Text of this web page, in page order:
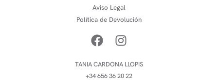
Aviso Legal
Política de Devolución
TANIA CARDONA LLOPIS
+34 656 36 20 22